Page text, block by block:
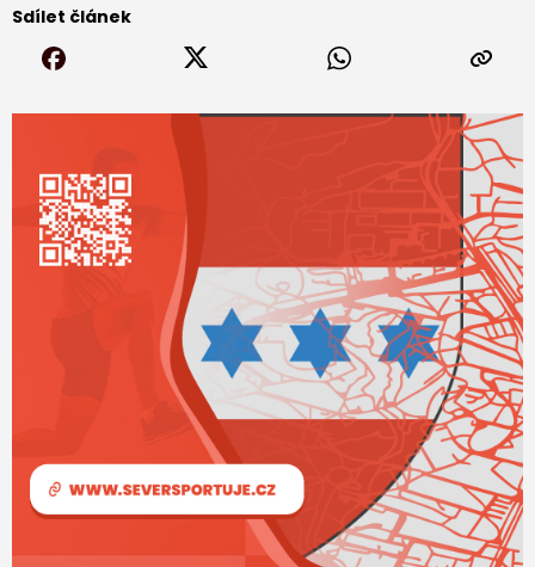
Sdílet článek